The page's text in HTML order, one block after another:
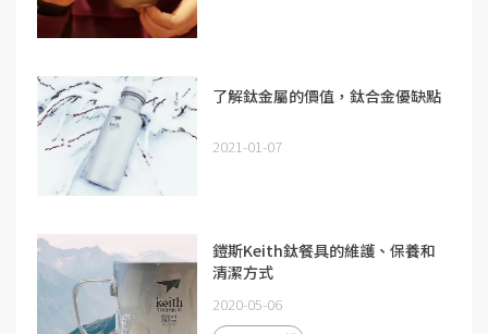
了解鈦金屬的價值，鈦合金優缺點
2021-01-07
鎧斯Keith鈦餐具的維護、保養和
清潔方式
2020-05-06